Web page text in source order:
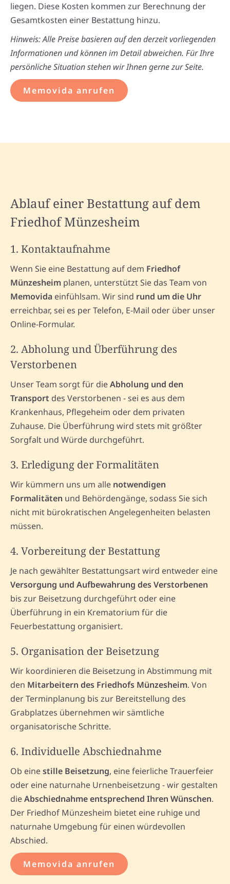
liegen. Diese Kosten kommen zur Berechnung der
Gesamtkosten einer Bestattung hinzu.
Hinweis: Alle Preise basieren auf den derzeit vorliegenden
Informationen und können im Detail abweichen. Für Ihre
persönliche Situation stehen wir Ihnen gerne zur Seite.
Memovida anrufen
Ablauf einer Bestattung auf dem
Friedhof Münzesheim
1. Kontaktaufnahme
Wenn Sie eine Bestattung auf dem Friedhof
Münzesheim planen, unterstützt Sie das Team von
Memovida einfühlsam. Wir sind rund um die Uhr
erreichbar, sei es per Telefon, E-Mail oder über unser
Online-Formular.
2. Abholung und Überführung des
Verstorbenen
Unser Team sorgt für dieAbholung und den
Transport des Verstorbenen - sei es aus dem
Krankenhaus, Pflegeheim oder dem privaten
Zuhause. Die Überführung wird stets mit größter
Sorgfalt und Würde durchgeführt.
3. Erledigung der Formalitäten
Wir kümmern uns um alle notwendigen
Formalitäten und Behördengänge, sodass Sie sich
nicht mit bürokratischen Angelegenheiten belasten
müssen.
4. Vorbereitung der Bestattung
Je nach gewählter Bestattungsart wird entweder eine
Versorgung und Aufbewahrung des Verstorbenen
bis zur Beisetzung durchgeführt oder eine
Überführung in ein Krematorium für die
Feuerbestattung organisiert.
5. Organisation der Beisetzung
Wir koordinieren die Beisetzung in Abstimmung mit
den Mitarbeitern des Friedhofs Münzesheim. Von
der Terminplanung bis zur Bereitstellung des
Grabplatzes übernehmen wir sämtliche
organisatorische Schritte.
6. Individuelle Abschiednahme
Ob einestille Beisetzung, eine feierliche Trauerfeier
oder eine naturnahe Urnenbeisetzung - wir gestalten
dieAbschiednahme entsprechend Ihren Wünschen.
Der Friedhof Münzesheim bietet eine ruhige und
naturnahe Umgebung für einen würdevollen
Abschied.
Memovida anrufen